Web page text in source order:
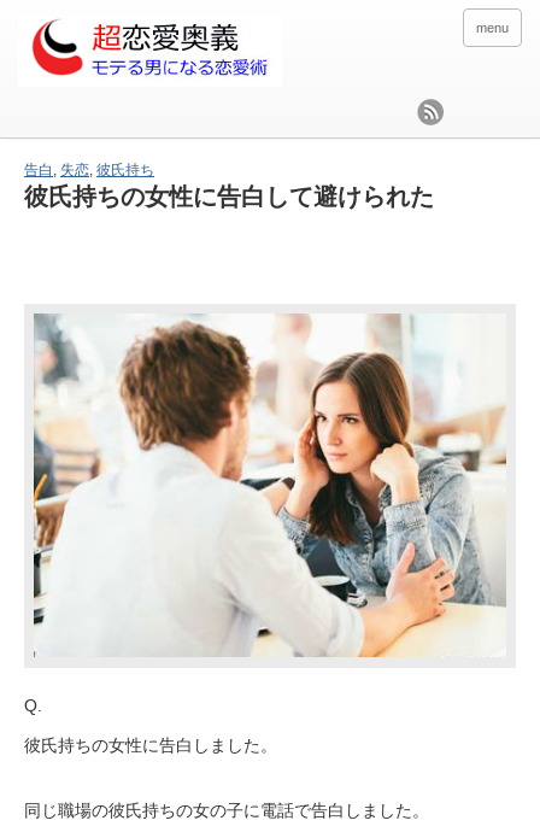
menu
告白 , 失恋, 彼氏持ち
彼氏持ちの女性に告白して避けられた
Q.
彼氏持ちの女性に告白しました。
同じ職場の彼氏持ちの女の子に電話で告白しました。